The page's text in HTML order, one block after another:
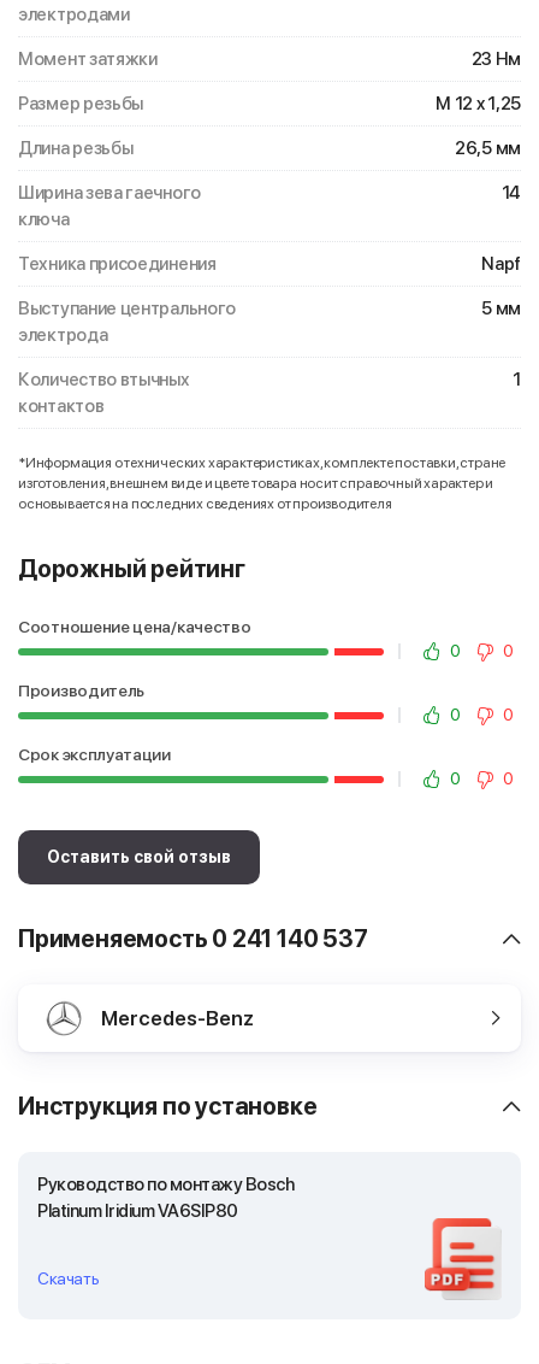
электродами
Момент затяжки 23 Нм
Размер резьбы M 12 x 1,25
Длина резьбы 26,5 мм
Ширина зева гаечного
ключа
14
Техника присоединения Napf
Выступание центрального
электрода
5 мм
Количество втычных
контактов
1
*Информация о технических характеристиках, комплекте поставки, стране
изготовления, внешнем виде и цвете товара носит справочный характер и
основывается на последних сведениях от производителя
Дорожный рейтинг
Соотношение цена/качество
0
0
Производитель
0
0
Срок эксплуатации
0
0
Оставить свой отзыв
Применяемость 0 241 140 537
Mercedes-Benz
Инструкция по установке
Руководство по монтажу Bosch
Platinum Iridium VA6SIP80
Скачать